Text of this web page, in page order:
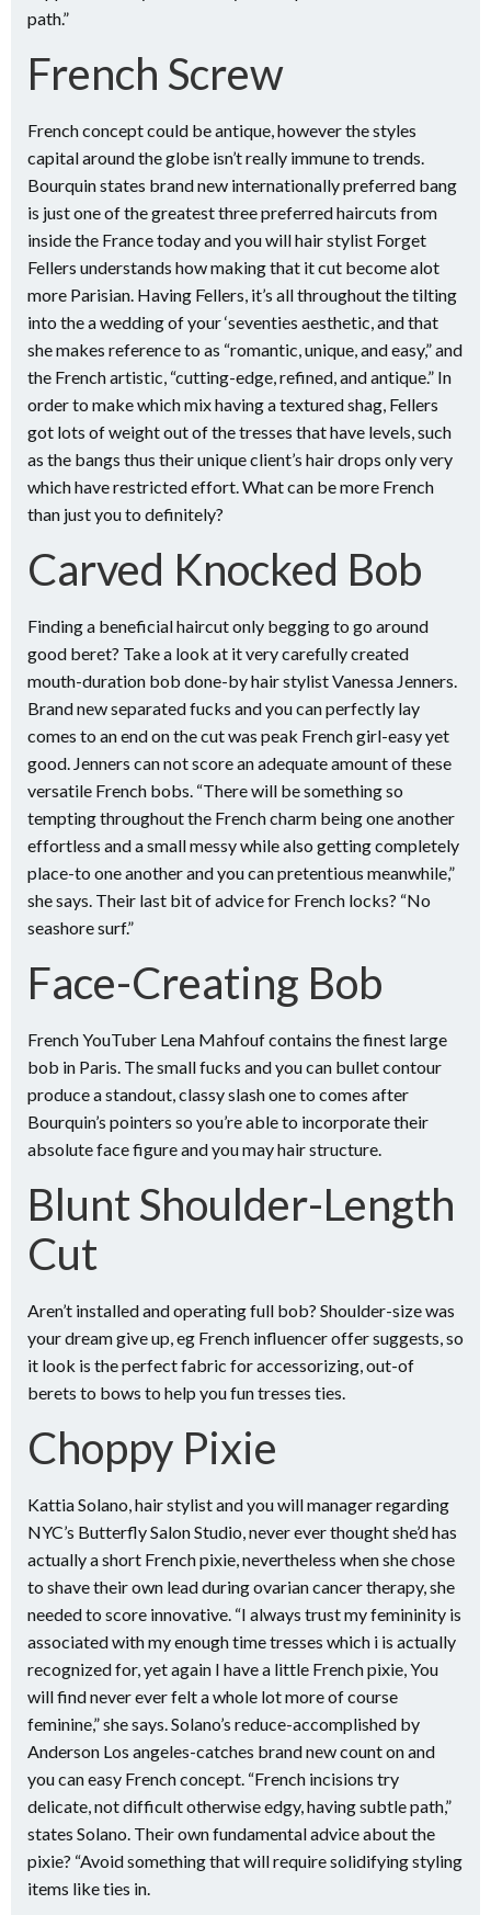
path.”
French Screw
French concept could be antique, however the styles
capital around the globe isn’t really immune to trends.
Bourquin states brand new internationally preferred bang
is just one of the greatest three preferred haircuts from
inside the France today and you will hair stylist Forget
Fellers understands how making that it cut become alot
more Parisian. Having Fellers, it’s all throughout the tilting
into the a wedding of your ‘seventies aesthetic, and that
she makes reference to as “romantic, unique, and easy,” and
the French artistic, “cutting-edge, refined, and antique.” In
order to make which mix having a textured shag, Fellers
got lots of weight out of the tresses that have levels, such
as the bangs thus their unique client’s hair drops only very
which have restricted effort. What can be more French
than just you to definitely?
Carved Knocked Bob
Finding a beneficial haircut only begging to go around
good beret? Take a look at it very carefully created
mouth-duration bob done-by hair stylist Vanessa Jenners.
Brand new separated fucks and you can perfectly lay
comes to an end on the cut was peak French girl-easy yet
good. Jenners can not score an adequate amount of these
versatile French bobs. “There will be something so
tempting throughout the French charm being one another
effortless and a small messy while also getting completely
place-to one another and you can pretentious meanwhile,”
she says. Their last bit of advice for French locks? “No
seashore surf.”
Face-Creating Bob
French YouTuber Lena Mahfouf contains the finest large
bob in Paris. The small fucks and you can bullet contour
produce a standout, classy slash one to comes after
Bourquin’s pointers so you’re able to incorporate their
absolute face figure and you may hair structure.
Blunt Shoulder-Length
Cut
Aren’t installed and operating full bob? Shoulder-size was
your dream give up, eg French influencer offer suggests, so
it look is the perfect fabric for accessorizing, out-of
berets to bows to help you fun tresses ties.
Choppy Pixie
Kattia Solano, hair stylist and you will manager regarding
NYC’s Butterfly Salon Studio, never ever thought she’d has
actually a short French pixie, nevertheless when she chose
to shave their own lead during ovarian cancer therapy, she
needed to score innovative. “I always trust my femininity is
associated with my enough time tresses which i is actually
recognized for, yet again I have a little French pixie, You
will find never ever felt a whole lot more of course
feminine,” she says. Solano’s reduce-accomplished by
Anderson Los angeles-catches brand new count on and
you can easy French concept. “French incisions try
delicate, not difficult otherwise edgy, having subtle path,”
states Solano. Their own fundamental advice about the
pixie? “Avoid something that will require solidifying styling
items like ties in.